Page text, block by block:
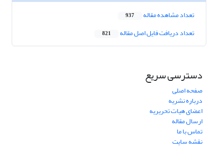
تعداد مشاهده مقاله 937
تعداد دریافت فایل اصل مقاله 821
دسترسی سریع
صفحه اصلی
درباره نشریه
اعضای هیات تحریریه
ارسال مقاله
تماس با ما
نقشه سایت